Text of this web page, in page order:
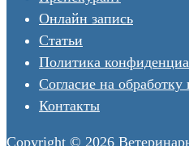
Онлайн запись
Статьи
Политика
Согласие на
Контакты
Copyright © 2026